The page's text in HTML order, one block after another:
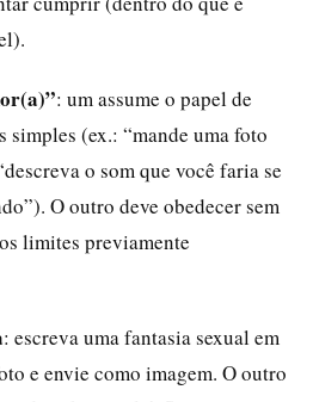
: um assume o papel de
simples (ex.: “mande uma foto
o som que você faria se
O outro deve obedecer sem
limites previamente
: escreva uma fantasia sexual em
e envie como imagem. O outro